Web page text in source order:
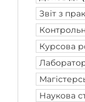
Звіт з
Курсова
Наукова